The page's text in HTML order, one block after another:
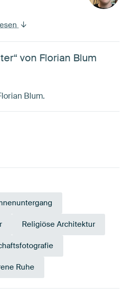
von Florian Blum
Blum.
Religiöse Architektur
Ruhe